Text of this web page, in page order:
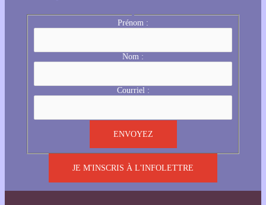
Prénom :
Nom :
Courriel :
JE M'INSCRIS À L'INFOLETTRE